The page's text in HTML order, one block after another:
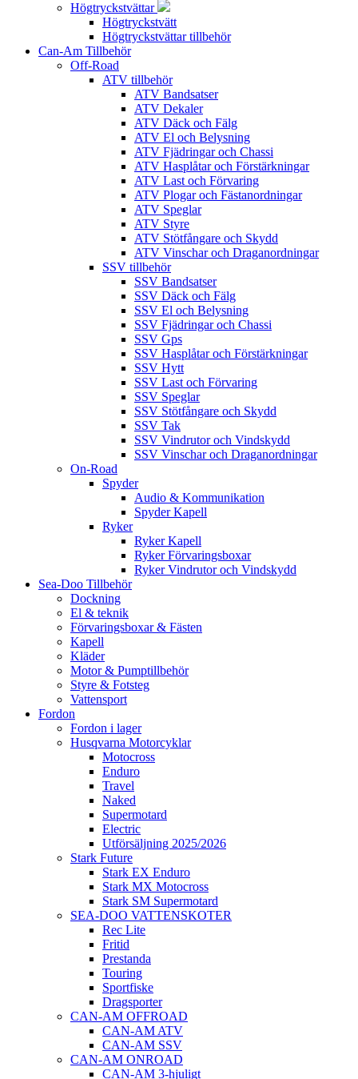
Högtryckstvättar
Högtryckstvätt
Högtryckstvättar tillbehör
Can-Am Tillbehör
Off-Road
ATV tillbehör
ATV Bandsatser
ATV Dekaler
ATV Däck och Fälg
ATV El och Belysning
ATV Fjädringar och Chassi
ATV Hasplåtar och Förstärkningar
ATV Last och Förvaring
ATV Plogar och Fästanordningar
ATV Speglar
ATV Styre
ATV Stötfångare och Skydd
ATV Vinschar och Draganordningar
SSV tillbehör
SSV Bandsatser
SSV Däck och Fälg
SSV El och Belysning
SSV Fjädringar och Chassi
SSV Gps
SSV Hasplåtar och Förstärkningar
SSV Hytt
SSV Last och Förvaring
SSV Speglar
SSV Stötfångare och Skydd
SSV Tak
SSV Vindrutor och Vindskydd
SSV Vinschar och Draganordningar
On-Road
Spyder
Audio & Kommunikation
Spyder Kapell
Ryker
Ryker Kapell
Ryker Förvaringsboxar
Ryker Vindrutor och Vindskydd
Sea-Doo Tillbehör
Dockning
El & teknik
Förvaringsboxar & Fästen
Kapell
Kläder
Motor & Pumptillbehör
Styre & Fotsteg
Vattensport
Fordon
Fordon i lager
Husqvarna Motorcyklar
Motocross
Enduro
Travel
Naked
Supermotard
Electric
Utförsäljning 2025/2026
Stark Future
Stark EX Enduro
Stark MX Motocross
Stark SM Supermotard
SEA-DOO VATTENSKOTER
Rec Lite
Fritid
Prestanda
Touring
Sportfiske
Dragsporter
CAN-AM OFFROAD
CAN-AM ATV
CAN-AM SSV
CAN-AM ONROAD
CAN-AM 3-hjuligt